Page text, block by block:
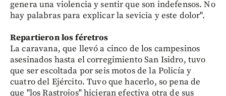
genera una violencia y sentir que son indefensos. No
hay palabras para explicar la sevicia y este dolor".
Repartieron los féretros
La caravana, que llevó a cinco de los campesinos
asesinados hasta el corregimiento San Isidro, tuvo
que ser escoltada por seis motos de la Policía y
cuatro del Ejército. Tuvo que hacerlo, so pena de
que "los Rastrojos" hicieran efectiva otra de sus